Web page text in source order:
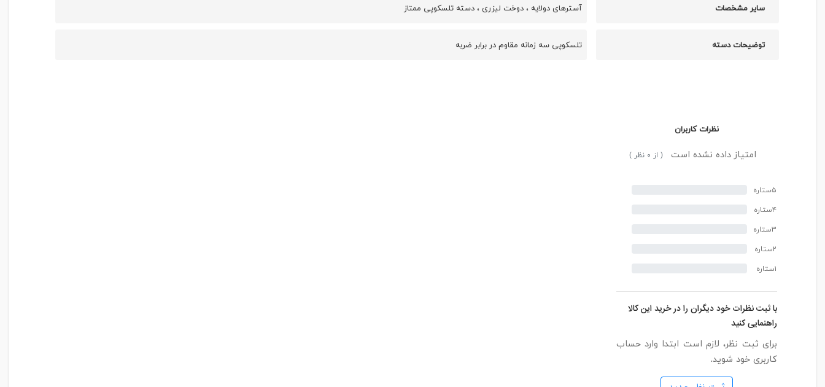
سایر مشخصات آسترهای دولایه ، دوخت لیزری ، دسته تلسکوپی ممتاز
توضیحات دسته تلسکوپی سه زمانه مقاوم در برابر ضربه
نظرات کاربران
امتیاز داده نشده است ( از ۰ نظر )
۵ستاره
۴ستاره
۳ستاره
۲ستاره
۱ستاره
با ثبت نظرات خود دیگران را در خرید این کالا
راهنمایی کنید
برای ثبت نظر، لازم است ابتدا وارد حساب
کاربری خود شوید.